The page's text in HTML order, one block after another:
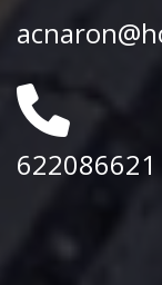
622086621